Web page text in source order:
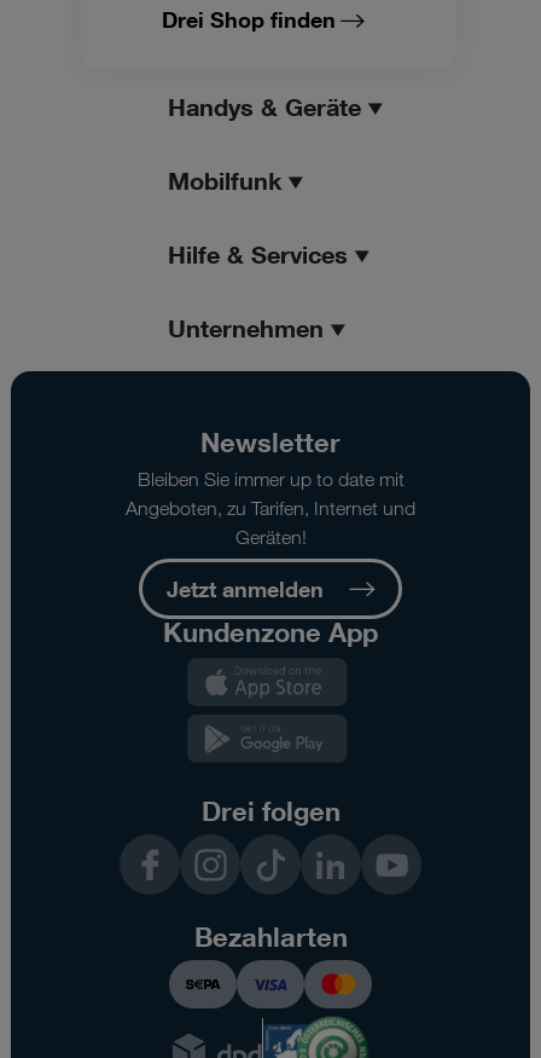
Drei Shop finden
Handys & Geräte
Mobilfunk
Hilfe & Services
Unternehmen
Newsletter
Bleiben Sie immer up to date mit
Angeboten, zu Tarifen, Internet und
Geräten!
Jetzt anmelden
Kundenzone App
Drei folgen
InstagramTikTok LinkedInYouTube
Bezahlarten